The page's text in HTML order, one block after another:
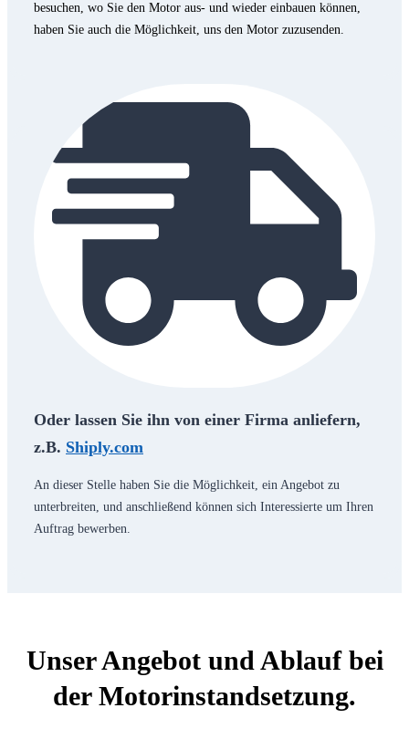
besuchen, wo Sie den Motor aus- und wieder einbauen können,
haben Sie auch die Möglichkeit, uns den Motor zuzusenden.
Oder lassen Sie ihn von einer Firma anliefern,
z.B. Shiply.com
An dieser Stelle haben Sie die Möglichkeit, ein Angebot zu
unterbreiten, und anschließend können sich Interessierte um Ihren
Auftrag bewerben.
Unser Angebot und Ablauf bei
der Motorinstandsetzung.